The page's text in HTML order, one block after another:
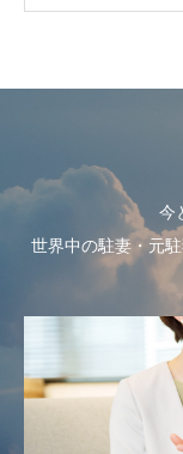
今
世界中の駐妻・元